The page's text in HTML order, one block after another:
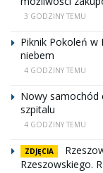
3 GODZINY TEMU
Piknik Pokoleń w
niebem
4 GODZINY TEMU
Nowy samochód
szpitalu
4 GODZINY TEMU
ZDJĘCIA
Rzeszowskiego.